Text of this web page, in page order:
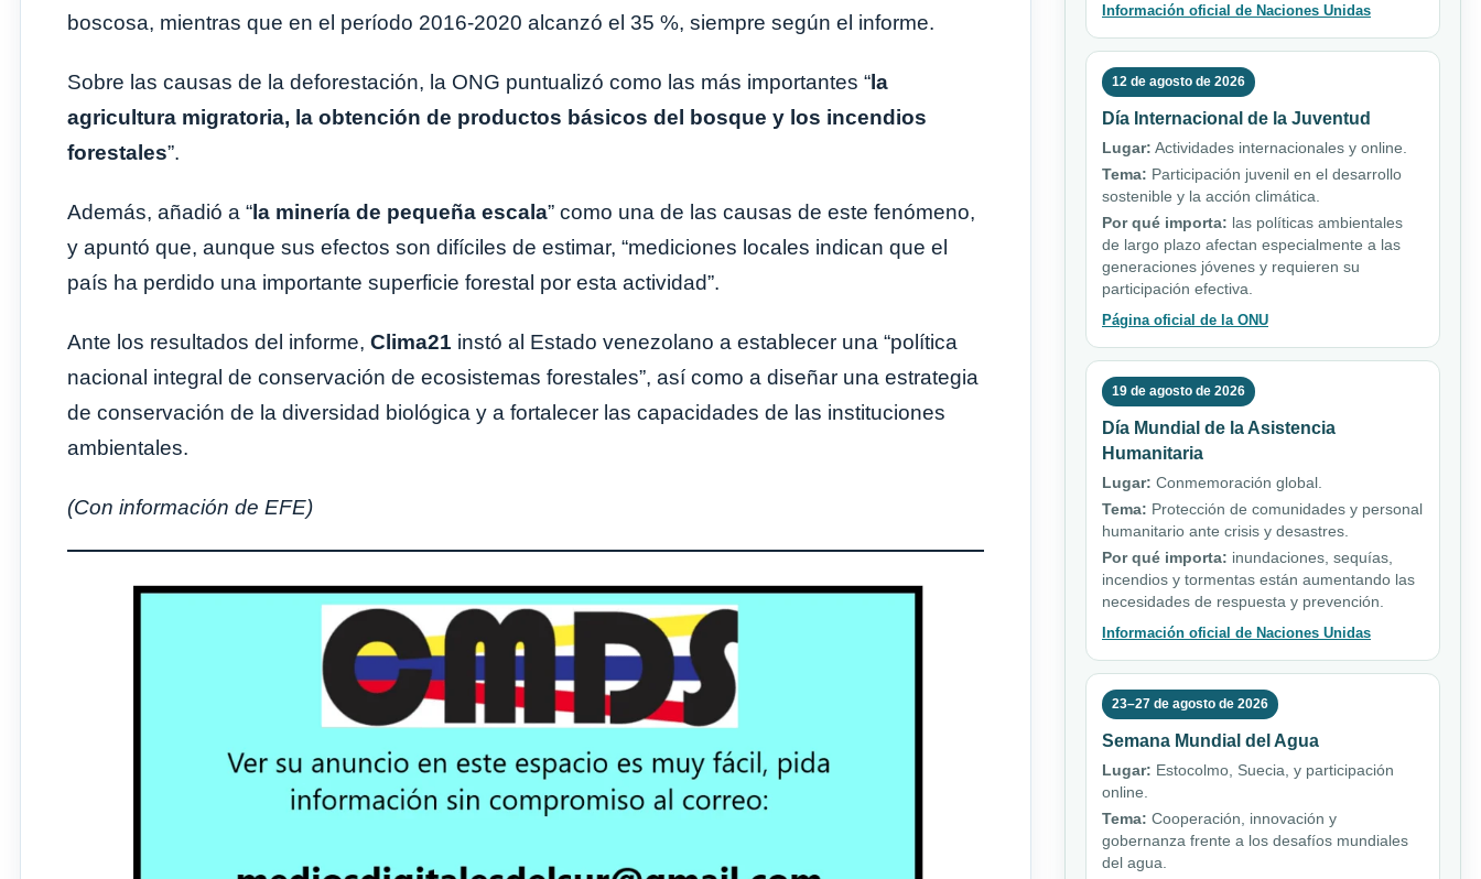
boscosa, mientras que en el período 2016-2020 alcanzó el 35 %, siempre según el informe.
Sobre las causas de la deforestación, la ONG puntualizó como las más importantes “la
agricultura migratoria, la obtención de productos básicos del bosque y los incendios
forestales”.
Además, añadió a “la minería de pequeña escala” como una de las causas de este fenómeno,
y apuntó que, aunque sus efectos son difíciles de estimar, “mediciones locales indican que el
país ha perdido una importante superficie forestal por esta actividad”.
Ante los resultados del informe, Clima21 instó al Estado venezolano a establecer una “política
nacional integral de conservación de ecosistemas forestales”, así como a diseñar una estrategia
de conservación de la diversidad biológica y a fortalecer las capacidades de las instituciones
ambientales.
(Con información de EFE)
Información oficial de Naciones Unidas
12 de agosto de 2026
Día Internacional de la Juventud
Lugar: Actividades internacionales y online.
Tema: Participación juvenil en el desarrollo
sostenible y la acción climática.
Por qué importa: las políticas ambientales
de largo plazo afectan especialmente a las
generaciones jóvenes y requieren su
participación efectiva.
Página oficial de la ONU
19 de agosto de 2026
Día Mundial de la Asistencia
Humanitaria
Lugar: Conmemoración global.
Tema: Protección de comunidades y personal
humanitario ante crisis y desastres.
Por qué importa: inundaciones, sequías,
incendios y tormentas están aumentando las
necesidades de respuesta y prevención.
Información oficial de Naciones Unidas
23–27 de agosto de 2026
Semana Mundial del Agua
Lugar: Estocolmo, Suecia, y participación
online.
Tema: Cooperación, innovación y
gobernanza frente a los desafíos mundiales
del agua.